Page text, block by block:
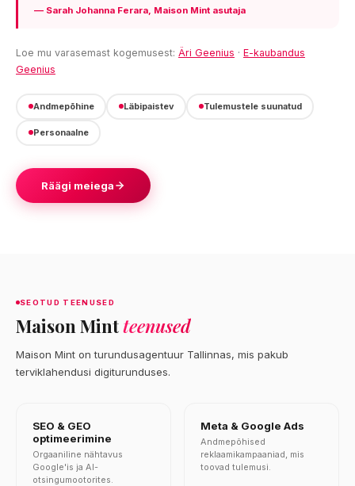
— Sarah Johanna Ferara, Maison Mint asutaja
Loe mu varasemast kogemusest: Äri Geenius · E-kaubandus
Geenius
Andmepõhine Läbipaistev Tulemustele suunatud
Personaalne
Räägi meiega
SEOTUD TEENUSED
Maison Mintteenused
Maison Mint on turundusagentuur Tallinnas, mis pakub
terviklahendusi digiturunduses.
SEO & GEO
optimeerimine
Orgaaniline nähtavus
Google'is ja AI-
otsingumootorites.
Meta & Google Ads
Andmepõhised
reklaamikampaaniad, mis
toovad tulemusi.